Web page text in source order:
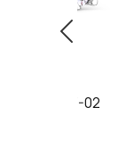
С-1815-3-02